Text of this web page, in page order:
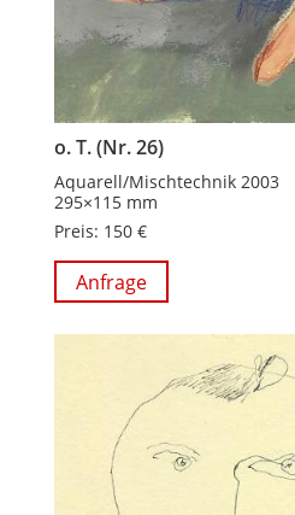
o. T. (Nr. 26)
Aquarell/Mischtechnik 2003
295×115 mm
Preis: 150 €
Anfrage